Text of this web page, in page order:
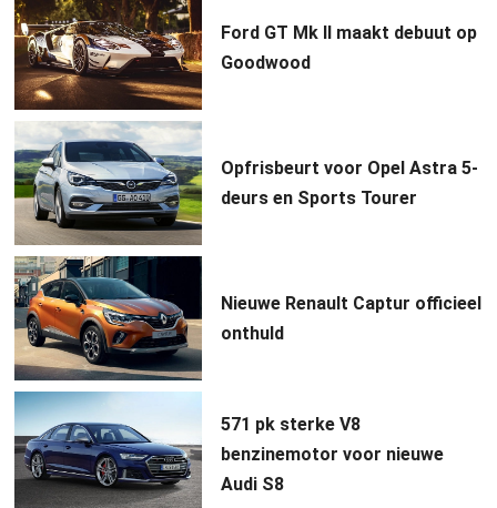
Ford GT Mk II maakt debuut op
Goodwood
Opfrisbeurt voor Opel Astra 5-
deurs en Sports Tourer
Nieuwe Renault Captur officieel
onthuld
571 pk sterke V8
benzinemotor voor nieuwe
Audi S8